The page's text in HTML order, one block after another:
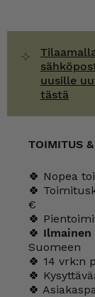
uusille
tästä
TOIMITUS
🍀 Nopea
🍀
€
🍀
🍀
Suomeen
🍀 14 vrk:n
🍀
🍀